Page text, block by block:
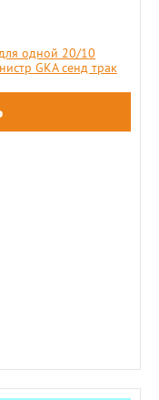
одной 20/10
GKA сенд трак